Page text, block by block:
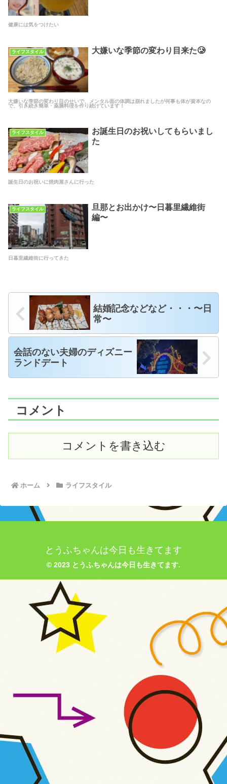
健康には気をつけたい
ライフスタイル 大嫌いな季節の変わり目来た🥲
大嫌いな季節の変わり目のせいで、メンタル面の体調は崩れましたが何事も体が資本なの
で、引き続き簡単・薬膳料理を作り続けています！
ライフスタイル
お誕生日のお祝いしてもらいまし
た
誕生日のお祝いに焼肉屋さんに行った
ライフスタイル
旦那とお出かけ〜日暮里繊維街
編〜
日暮里繊維街に行ってきた
結婚記念などなど・・・〜日
常〜
会話のない夫婦のディズニー
ランドデート
コメント
コメントを書き込む
ホーム ライフスタイル
とうふちゃんは今日も生きてます
© 2023 とうふちゃんは今日も生きてます.